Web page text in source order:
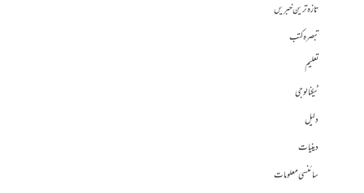
تازہ ترین خبریں
تبصرہ کتب
تعلیم
ٹیکنالوجی
دلیل
دینیات
سائنسی معلومات